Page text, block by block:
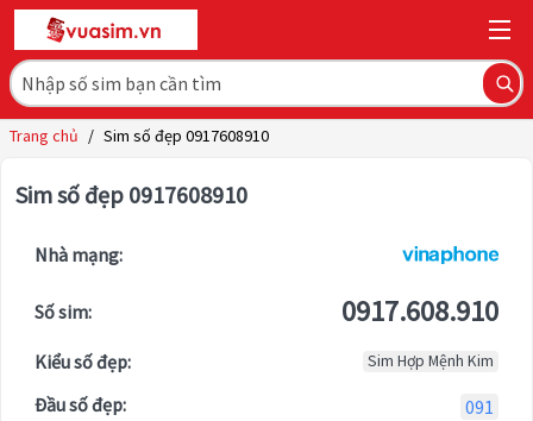
Trang chủ / Sim số đẹp 0917608910
Sim số đẹp 0917608910
Nhà mạng:
Số sim: 0917.608.910
Kiểu số đẹp: Sim Hợp Mệnh Kim
Đầu số đẹp:
091